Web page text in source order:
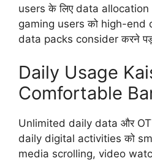
users के लिए data
gaming users को high-end
data packs consider करने
Daily Usage
Comfortable
Unlimited daily data और
daily digital activities को
media scrolling, video